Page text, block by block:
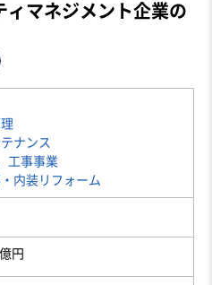
ィマネジメント企業の
ナンス
工事事業
内装リフォーム
円